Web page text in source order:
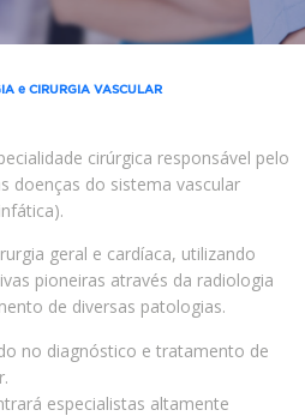
e CIRURGIA VASCULAR
cirúrgica responsável pelo
doenças do sistema vascular
geral e cardíaca, utilizando
pioneiras através da radiologia
de diversas patologias.
no diagnóstico e tratamento de
especialistas altamente